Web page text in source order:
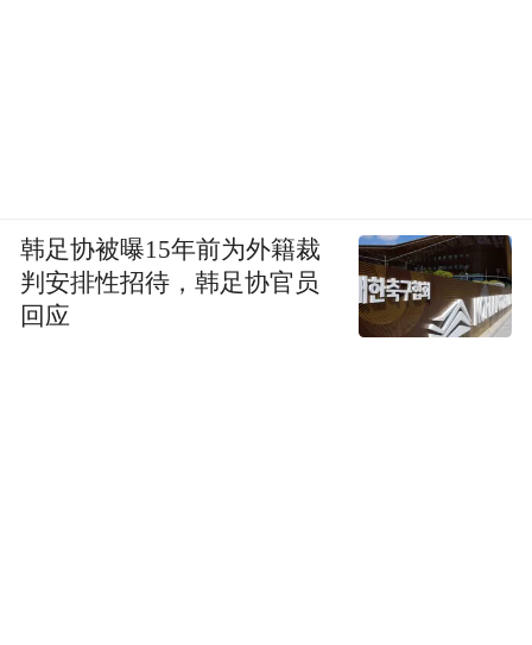
韩足协被曝15年前为外籍裁
判安排性招待，韩足协官员
回应